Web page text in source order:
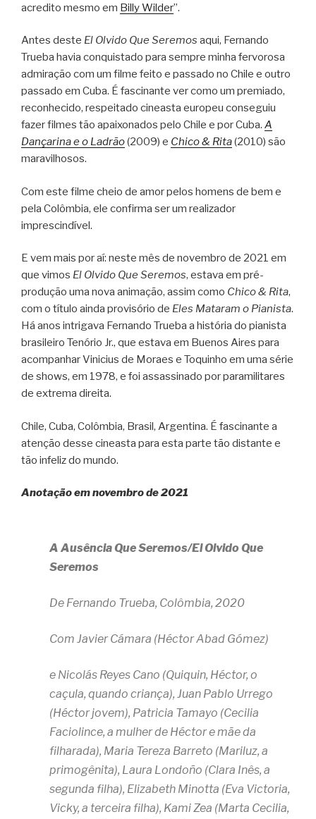
acredito mesmo em Billy Wilder”.
Antes deste El Olvido Que Seremos aqui, Fernando
Trueba havia conquistado para sempre minha fervorosa
admiração com um filme feito e passado no Chile e outro
passado em Cuba. É fascinante ver como um premiado,
reconhecido, respeitado cineasta europeu conseguiu
fazer filmes tão apaixonados pelo Chile e por Cuba. A
Dançarina e o Ladrão(2009) e Chico & Rita(2010) são
maravilhosos.
Com este filme cheio de amor pelos homens de bem e
pela Colômbia, ele confirma ser um realizador
imprescindível.
E vem mais por aí: neste mês de novembro de 2021 em
que vimos El Olvido Que Seremos, estava em pré-
produção uma nova animação, assim como Chico & Rita,
com o título ainda provisório de Eles Mataram o Pianista.
Há anos intrigava Fernando Trueba a história do pianista
brasileiro Tenório Jr., que estava em Buenos Aires para
acompanhar Vinicius de Moraes e Toquinho em uma série
de shows, em 1978, e foi assassinado por paramilitares
de extrema direita.
Chile, Cuba, Colômbia, Brasil, Argentina. É fascinante a
atenção desse cineasta para esta parte tão distante e
tão infeliz do mundo.
Anotação em novembro de 2021
A Ausência Que Seremos/El Olvido Que
Seremos
De Fernando Trueba, Colômbia, 2020
Com Javier Cámara (Héctor Abad Gómez)
e Nicolás Reyes Cano (Quiquin, Héctor, o
caçula, quando criança), Juan Pablo Urrego
(Héctor jovem), Patricia Tamayo (Cecilia
Faciolince, a mulher de Héctor e mãe da
filharada), Maria Tereza Barreto (Mariluz, a
primogênita), Laura Londoño (Clara Inês, a
segunda filha), Elizabeth Minotta (Eva Victoria,
Vicky, a terceira filha), Kami Zea (Marta Cecilia,